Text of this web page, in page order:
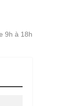
9h à 18h